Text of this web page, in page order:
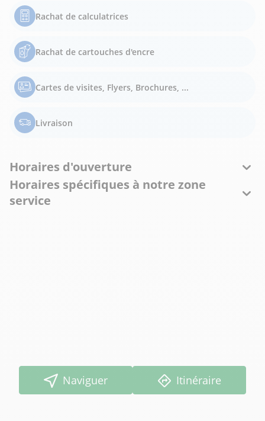
Rachat de calculatrices
Rachat de cartouches d'encre
Cartes de visites, Flyers, Brochures, ...
Livraison
Horaires d'ouverture
Horaires spécifiques à notre zone
service
Naviguer Itinéraire